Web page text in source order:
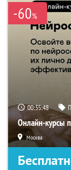
-60%
00:35:47
Онлайн-курсы
Москва